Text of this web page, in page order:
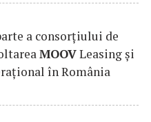
a consorțiului de
MOOVLeasing și
în România